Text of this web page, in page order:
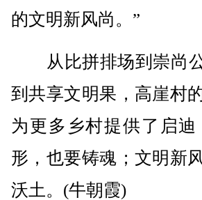
的文明新风尚。”
从比拼排场到崇尚公
到共享文明果，高崖村
为更多乡村提供了启
形，也要铸魂；文明新
沃土。(牛朝霞)